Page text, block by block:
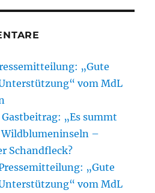
„Gute
vom MdL
Gastbeitrag: „Es summt
–
Schandfleck?
„Gute
vom MdL